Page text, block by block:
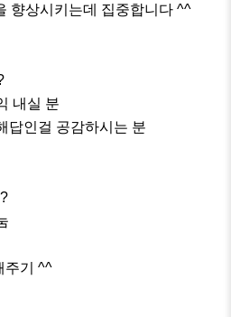
향상시키는데 집중합니다 ^^
내실 분
답인걸 공감하시는 분
주기 ^^